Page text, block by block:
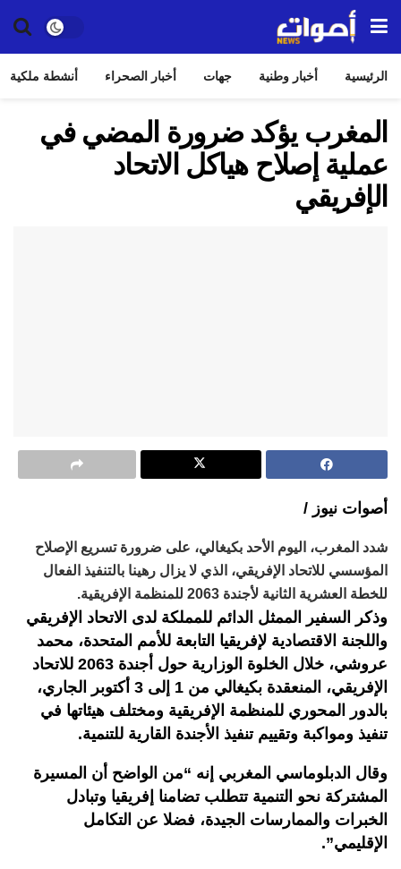
الرئيسية أخبار وطنية جهات أخبار الصحراء أنشطة ملكية
المغرب يؤكد ضرورة المضي في
عملية إصلاح هياكل الاتحاد
الإفريقي
أصوات نيوز /
شدد المغرب، اليوم الأحد بكيغالي، على ضرورة تسريع الإصلاح
المؤسسي للاتحاد الإفريقي، الذي لا يزال رهينا بالتنفيذ الفعال
للخطة العشرية الثانية لأجندة 2063 للمنظمة الإفريقية.
وذكر السفير الممثل الدائم للمملكة لدى الاتحاد الإفريقي
واللجنة الاقتصادية لإفريقيا التابعة للأمم المتحدة، محمد
عروشي، خلال الخلوة الوزارية حول أجندة 2063 للاتحاد
الإفريقي، المنعقدة بكيغالي من 1 إلى 3 أكتوبر الجاري،
بالدور المحوري للمنظمة الإفريقية ومختلف هيئاتها في
تنفيذ ومواكبة وتقييم تنفيذ الأجندة القارية للتنمية.
وقال الدبلوماسي المغربي إنه “من الواضح أن المسيرة
المشتركة نحو التنمية تتطلب تضامنا إفريقيا وتبادل
الخبرات والممارسات الجيدة، فضلا عن التكامل
الإقليمي”.